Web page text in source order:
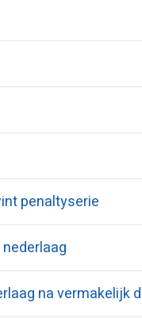
penaltyserie
na vermakelijk